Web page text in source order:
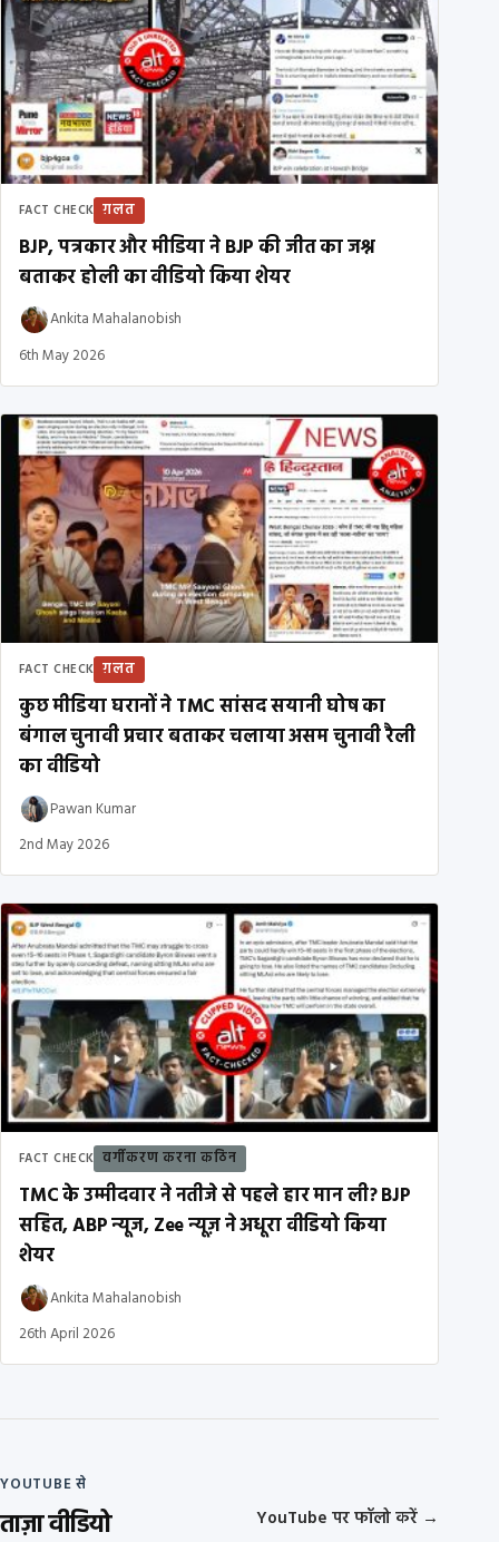
FACT CHECK ग़लत
BJP, पत्रकार और मीडिया ने BJP की जीत का जश्न
बताकर होली का वीडियो किया शेयर
Ankita Mahalanobish
6th May 2026
FACT CHECK ग़लत
कुछ मीडिया घरानों ने TMC सांसद सयानी घोष का
बंगाल चुनावी प्रचार बताकर चलाया असम चुनावी रैली
का वीडियो
Pawan Kumar
2nd May 2026
FACT CHECK वर्गीकरण करना कठिन
TMC के उम्मीदवार ने नतीजे से पहले हार मान ली? BJP
सहित, ABP न्यूज, Zee न्यूज़ ने अधूरा वीडियो किया
शेयर
Ankita Mahalanobish
26th April 2026
YOUTUBE से
ताज़ा वीडियो YouTube पर फॉलो करें →